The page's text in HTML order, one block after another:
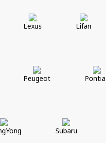
Lexus Lifan
Peugeot
Subaru